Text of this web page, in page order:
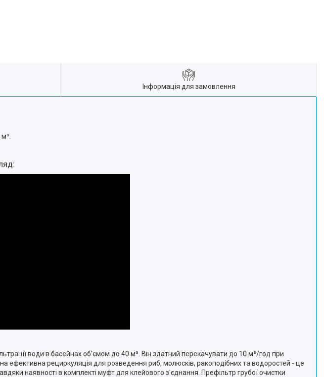
Інформація для замовлення
води в басейнах об'ємом до 40 м³. Він здатний перекачувати до 10 м³/год при
ефективна рециркуляція для розведення риб, молюсків, ракоподібних та водоростей - це
наявності в комплекті муфт для клейового з'єднання. Префільтр грубої очистки